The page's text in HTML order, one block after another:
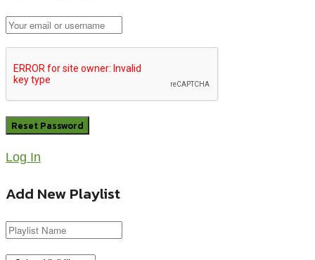
Log In
Add New Playlist